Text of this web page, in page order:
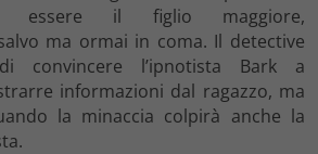
essere il figlio maggiore,
ma ormai in coma. Il detective
convincere l’ipnotista Bark a
informazioni dal ragazzo, ma
la minaccia colpirà anche la